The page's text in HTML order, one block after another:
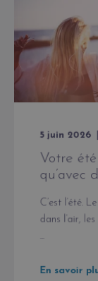
5 juin 2026
Votre
qu’avec
C’est l’été.
dans l’air,
...
En savoir